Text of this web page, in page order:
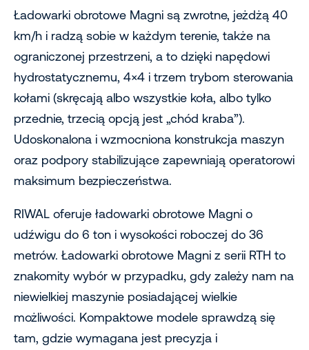
Ładowarki obrotowe Magni są zwrotne, jeżdżą 40
km/h i radzą sobie w każdym terenie, także na
ograniczonej przestrzeni, a to dzięki napędowi
hydrostatycznemu, 4×4 i trzem trybom sterowania
kołami (skręcają albo wszystkie koła, albo tylko
przednie, trzecią opcją jest „chód kraba”).
Udoskonalona i wzmocniona konstrukcja maszyn
oraz podpory stabilizujące zapewniają operatorowi
maksimum bezpieczeństwa.
RIWAL oferuje ładowarki obrotowe Magni o
udźwigu do 6 ton i wysokości roboczej do 36
metrów. Ładowarki obrotowe Magni z serii RTH to
znakomity wybór w przypadku, gdy zależy nam na
niewielkiej maszynie posiadającej wielkie
możliwości. Kompaktowe modele sprawdzą się
tam, gdzie wymagana jest precyzja i